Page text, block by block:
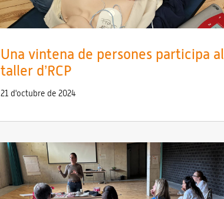
Una vintena de persones participa al
taller d’RCP
21 d'octubre de 2024